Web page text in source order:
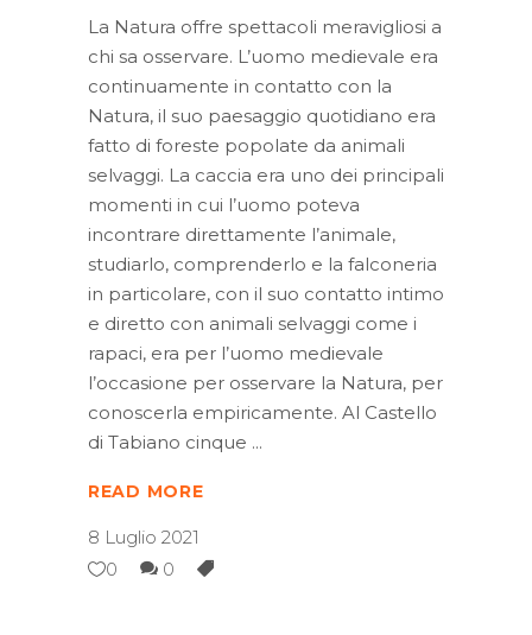
La Natura offre spettacoli meravigliosi a
chi sa osservare. L’uomo medievale era
continuamente in contatto con la
Natura, il suo paesaggio quotidiano era
fatto di foreste popolate da animali
selvaggi. La caccia era uno dei principali
momenti in cui l’uomo poteva
incontrare direttamente l’animale,
studiarlo, comprenderlo e la falconeria
in particolare, con il suo contatto intimo
e diretto con animali selvaggi come i
rapaci, era per l’uomo medievale
l’occasione per osservare la Natura, per
conoscerla empiricamente. Al Castello
di Tabiano cinque
READ MORE
8 Luglio 2021
0
0